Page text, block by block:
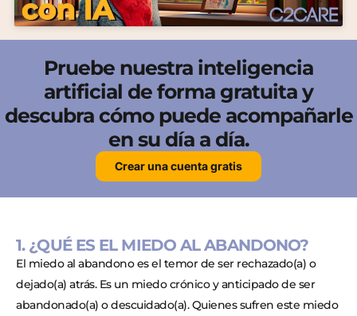
Pruebe nuestra inteligencia
artificial de forma gratuita y
descubra cómo puede acompañarle
en su día a día.
Crear una cuenta gratis
1. ¿QUÉ ES EL MIEDO AL ABANDONO?
El miedo al abandono es el temor de ser rechazado(a) o
dejado(a) atrás. Es un miedo crónico y anticipado de ser
abandonado(a) o descuidado(a). Quienes sufren este miedo